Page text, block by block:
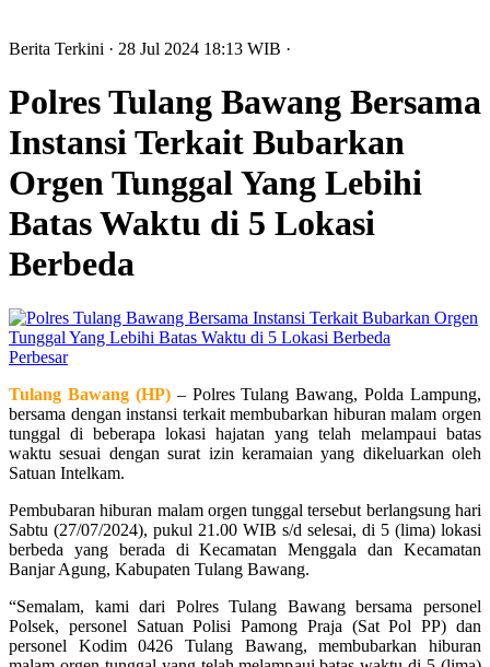
Berita Terkini · 28 Jul 2024 18:13 WIB ·
Polres Tulang Bawang Bersama
Instansi Terkait Bubarkan
Orgen Tunggal Yang Lebihi
Batas Waktu di 5 Lokasi
Berbeda
Perbesar
Tulang Bawang (HP)– Polres Tulang Bawang, Polda Lampung,
bersama dengan instansi terkait membubarkan hiburan malam orgen
tunggal di beberapa lokasi hajatan yang telah melampaui batas
waktu sesuai dengan surat izin keramaian yang dikeluarkan oleh
Satuan Intelkam.
Pembubaran hiburan malam orgen tunggal tersebut berlangsung hari
Sabtu (27/07/2024), pukul 21.00 WIB s/d selesai, di 5 (lima) lokasi
berbeda yang berada di Kecamatan Menggala dan Kecamatan
Banjar Agung, Kabupaten Tulang Bawang.
“Semalam, kami dari Polres Tulang Bawang bersama personel
Polsek, personel Satuan Polisi Pamong Praja (Sat Pol PP) dan
personel Kodim 0426 Tulang Bawang, membubarkan hiburan